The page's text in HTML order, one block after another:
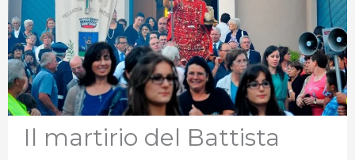
Il martirio del Battista